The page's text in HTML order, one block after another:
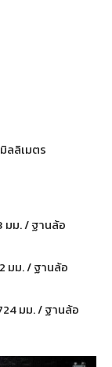
ลลิเมตร
มม. / ฐานล้อ
มม. / ฐานล้อ
มม. / ฐานล้อ